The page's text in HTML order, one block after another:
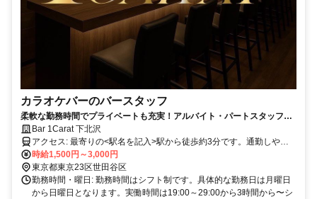
カラオケバーのバースタッフ
柔軟な勤務時間でプライベートも充実！アルバイト・パートスタッフ大
募集Bar 1Carat 下北沢
アクセス: 最寄りの<駅名を記入>駅から徒歩約3分です。通勤しやす
い環境です。
時給1,500円～3,000円
東京都東京23区世田谷区
勤務時間・曜日: 勤務時間はシフト制です。具体的な勤務日は月曜日
から日曜日となります。実働時間は19:00～29:00から3時間から〜シ